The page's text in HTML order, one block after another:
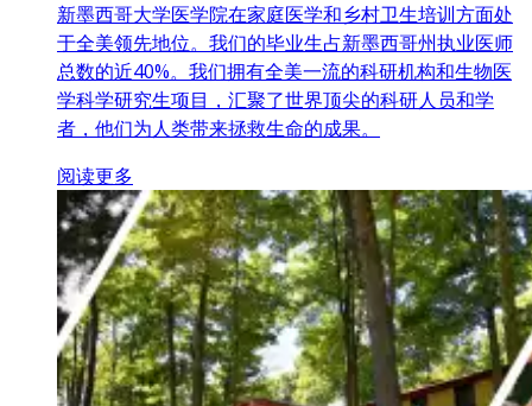
新墨西哥大学医学院在家庭医学和乡村卫生培训方面处
于全美领先地位。我们的毕业生占新墨西哥州执业医师
总数的近40%。我们拥有全美一流的科研机构和生物医
学科学研究生项目，汇聚了世界顶尖的科研人员和学
者，他们为人类带来拯救生命的成果。
阅读更多